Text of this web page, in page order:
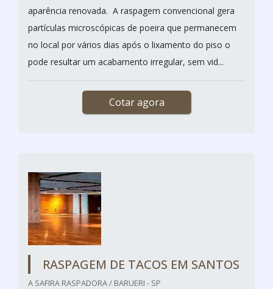
aparência renovada. A raspagem convencional gera
partículas microscópicas de poeira que permanecem
no local por vários dias após o lixamento do piso o
pode resultar um acabamento irregular, sem vid...
Cotar agora
RASPAGEM DE TACOS EM SANTOS
A SAFIRA RASPADORA / BARUERI - SP